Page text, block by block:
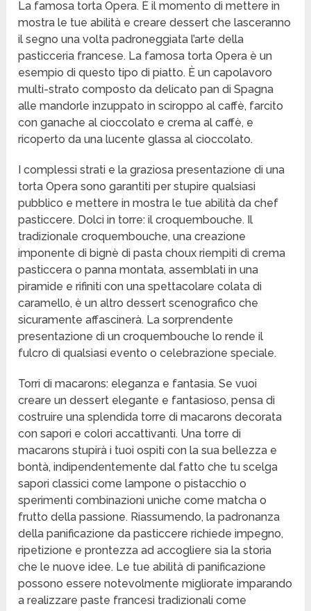
La famosa torta Opera. È il momento di mettere in
mostra le tue abilità e creare dessert che lasceranno
il segno una volta padroneggiata l’arte della
pasticceria francese. La famosa torta Opera è un
esempio di questo tipo di piatto. È un capolavoro
multi-strato composto da delicato pan di Spagna
alle mandorle inzuppato in sciroppo al caffè, farcito
con ganache al cioccolato e crema al caffè, e
ricoperto da una lucente glassa al cioccolato.
I complessi strati e la graziosa presentazione di una
torta Opera sono garantiti per stupire qualsiasi
pubblico e mettere in mostra le tue abilità da chef
pasticcere. Dolci in torre: il croquembouche. Il
tradizionale croquembouche, una creazione
imponente di bignè di pasta choux riempiti di crema
pasticcera o panna montata, assemblati in una
piramide e rifiniti con una spettacolare colata di
caramello, è un altro dessert scenografico che
sicuramente affascinerà. La sorprendente
presentazione di un croquembouche lo rende il
fulcro di qualsiasi evento o celebrazione speciale.
Torri di macarons: eleganza e fantasia. Se vuoi
creare un dessert elegante e fantasioso, pensa di
costruire una splendida torre di macarons decorata
con sapori e colori accattivanti. Una torre di
macarons stupirà i tuoi ospiti con la sua bellezza e
bontà, indipendentemente dal fatto che tu scelga
sapori classici come lampone o pistacchio o
sperimenti combinazioni uniche come matcha o
frutto della passione. Riassumendo, la padronanza
della panificazione da pasticcere richiede impegno,
ripetizione e prontezza ad accogliere sia la storia
che le nuove idee. Le tue abilità di panificazione
possono essere notevolmente migliorate imparando
a realizzare paste francesi tradizionali come